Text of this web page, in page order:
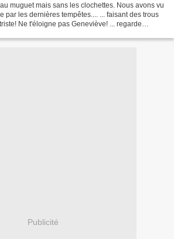
muguet mais sans les clochettes. Nous avons vu
par les dernières tempêtes.... ... faisant des trous
Ne t'éloigne pas Geneviève! ... regarde
Publicité